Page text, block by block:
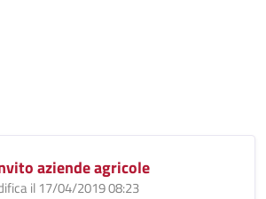
aziende agricole
il 17/04/2019 08:23